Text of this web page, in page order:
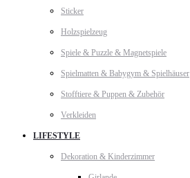
Sticker
Holzspielzeug
Spiele & Puzzle & Magnetspiele
Spielmatten & Babygym & Spielhäuser
Stofftiere & Puppen & Zubehör
Verkleiden
LIFESTYLE
Dekoration & Kinderzimmer